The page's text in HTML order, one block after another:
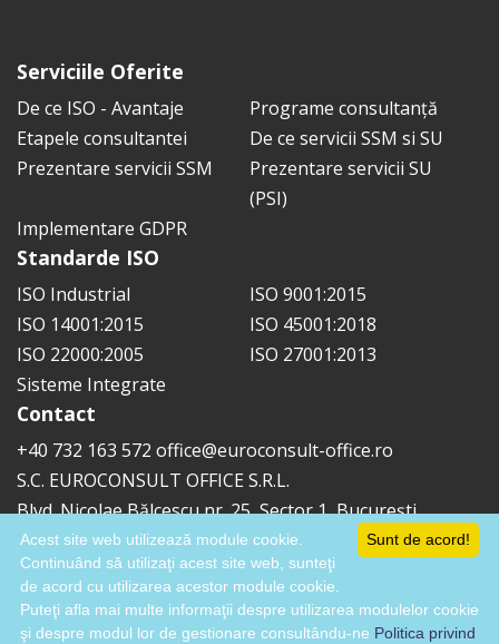
Serviciile Oferite
De ce ISO - Avantaje
Programe consultanță
Etapele consultantei
De ce servicii SSM si SU
Prezentare servicii SSM
Prezentare servicii SU
(PSI)
Implementare GDPR
Standarde ISO
ISO Industrial
ISO 9001:2015
ISO 14001:2015
ISO 45001:2018
ISO 22000:2005
ISO 27001:2013
Sisteme Integrate
Contact
+40 732 163 572 office@euroconsult-office.ro
S.C. EUROCONSULT OFFICE S.R.L.
Blvd. Nicolae Bălcescu nr. 25, Sector 1, București
© 2018 All rights reserved. EuroConsult Office -
Certificare ISO - Consultant ISO - Implentare ISO.
Sunt de acord!
Acest site web utilizează module cookie.
Continuând să utilizaţi acest site web, sunteţi
de acord cu utilizarea acestor module cookie.
Puteţi afla mai multe informaţii despre utilizarea modulelor cookie
şi despre modul lor de gestionare consultându-ne Politica privind